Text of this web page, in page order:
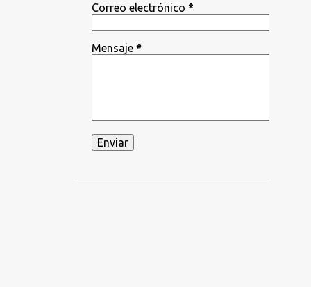
Correo electrónico *
Mensaje *